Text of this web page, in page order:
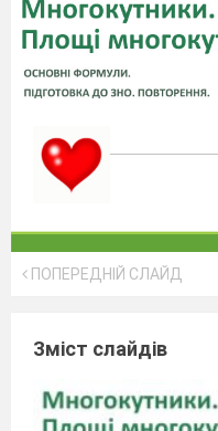
ПОПЕРЕДНІЙ СЛАЙД
Зміст слайдів